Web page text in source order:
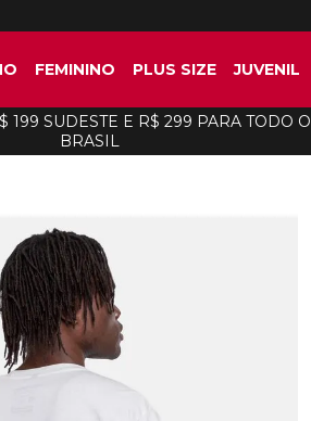
FEMININO PLUS SIZE JUVENIL
199 SUDESTE E R$ 299 PARA TODO O
BRASIL